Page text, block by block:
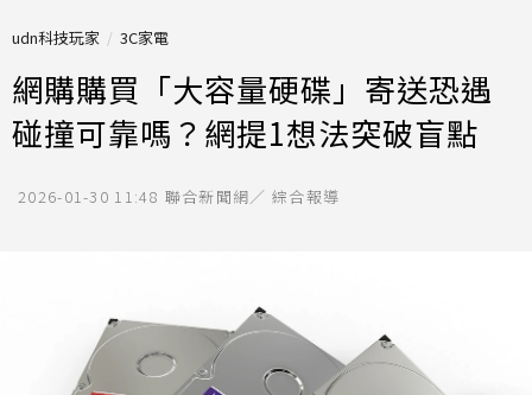
udn科技玩家 3C家電
網購購買「大容量硬碟」寄送恐遇
碰撞可靠嗎？網提1想法突破盲點
2026-01-30 11:48 聯合新聞網／ 綜合報導